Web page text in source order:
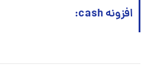
افزونه cash: